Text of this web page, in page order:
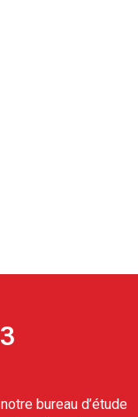
bureau d’étude